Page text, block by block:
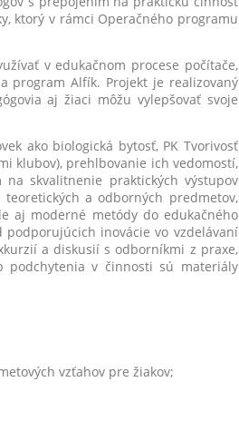
ktorý v rámci Operačného programu
v edukačnom procese počítače,
program Alfík. Projekt je realizovaný
aj žiaci môžu vylepšovať svoje
ako biologická bytosť, PK Tvorivosť
klubov), prehlbovanie ich vedomostí,
skvalitnenie praktických výstupov
a odborných predmetov,
aj moderné metódy do edukačného
inovácie vo vzdelávaní
a diskusií s odborníkmi z praxe,
podchytenia v činnosti sú materiály
vzťahov pre žiakov;